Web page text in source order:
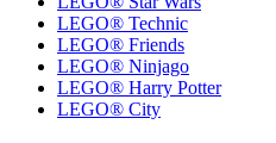
LEGO® Technic
LEGO® Friends
LEGO® Ninjago
LEGO® Harry Potter
LEGO® City